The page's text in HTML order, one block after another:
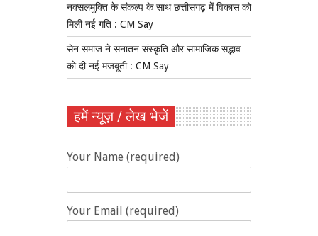
नक्सलमुक्ति के संकल्प के साथ छत्तीसगढ़ में विकास को
मिली नई गति : CM Say
सेन समाज ने सनातन संस्कृति और सामाजिक सद्भाव
को दी नई मजबूती : CM Say
हमें न्यूज़ / लेख भेजें
Your Name (required)
Your Email (required)